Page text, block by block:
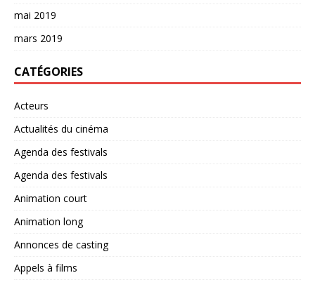
mai 2019
mars 2019
CATÉGORIES
Acteurs
Actualités du cinéma
Agenda des festivals
Agenda des festivals
Animation court
Animation long
Annonces de casting
Appels à films